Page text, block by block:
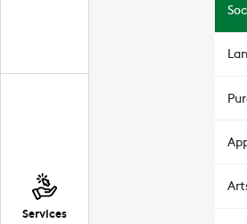
Services